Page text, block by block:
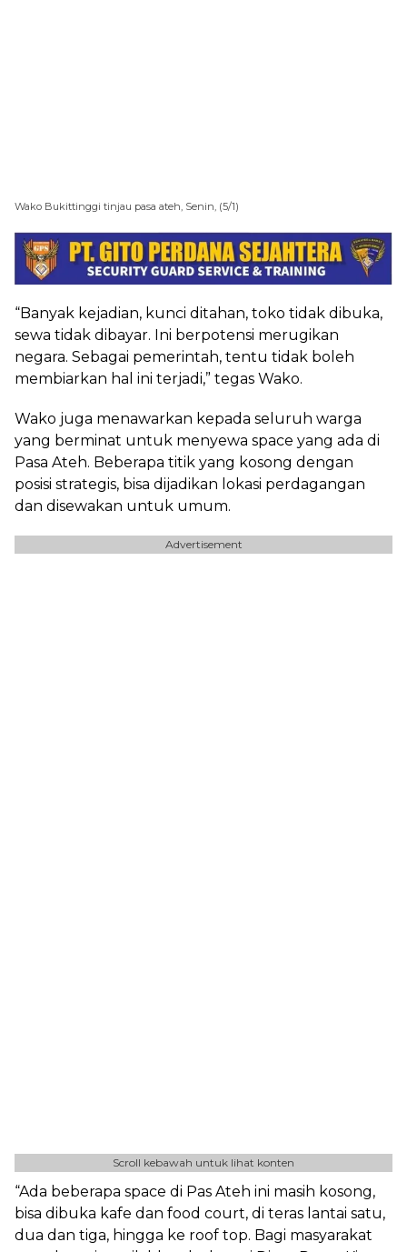
Wako Bukittinggi tinjau pasa ateh, Senin, (5/1)
“Banyak kejadian, kunci ditahan, toko tidak dibuka,
sewa tidak dibayar. Ini berpotensi merugikan
negara. Sebagai pemerintah, tentu tidak boleh
membiarkan hal ini terjadi,” tegas Wako.
Wako juga menawarkan kepada seluruh warga
yang berminat untuk menyewa space yang ada di
Pasa Ateh. Beberapa titik yang kosong dengan
posisi strategis, bisa dijadikan lokasi perdagangan
dan disewakan untuk umum.
Advertisement
Scroll kebawah untuk lihat konten
“Ada beberapa space di Pas Ateh ini masih kosong,
bisa dibuka kafe dan food court, di teras lantai satu,
dua dan tiga, hingga ke roof top. Bagi masyarakat